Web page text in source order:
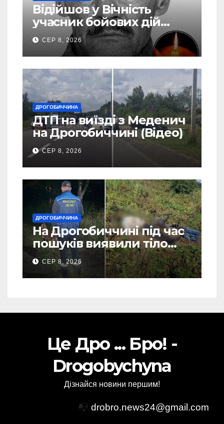
Відійшов у Вічність
учасник бойових дій
Василь Іваникович зі
Станилі
СЕР 8, 2026
ДРОГОБИЧЧИНА
ДТП на виїзді з Меденич
на Дрогобиччині (Відео)
СЕР 8, 2026
ДРОГОБИЧЧИНА
На Дрогобиччині під час
пошуків виявили тіло
зниклого чоловіка (Фото)
СЕР 8, 2026
Це Дро ... Бро! -
Drogobychyna
Дізнайся новини першим!
📭 drobro.news24@gmail.com